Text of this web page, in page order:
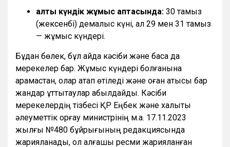
алты күндік жұмыс аптасында: 30 тамыз
(жексенбі) демалыс күні, ал 29 мен 31 тамыз
— жұмыс күндері.
Бұдан бөлек, бұл айда кәсіби және басқа да
мерекелер бар. Жұмыс күндері болғанына
қарамастан, олар атап өтіледі және оған қатысы бар
жандар құттықтаулар қабылдайды. Кәсіби
мерекелердің тізбесі ҚР Еңбек және халықты
әлеуметтік қорғау министрінің м.а. 17.11.2023
жылғы №480 бұйрығының редакциясында
жарияланады, ол алғашқы ресми жарияланған